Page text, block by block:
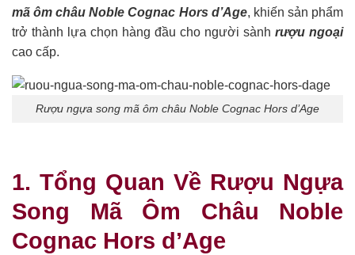
mã ôm châu Noble Cognac Hors d’Age, khiến sản phẩm
trở thành lựa chọn hàng đầu cho người sành rượu ngoại
cao cấp.
Rượu ngựa song mã ôm châu Noble Cognac Hors d’Age
1. Tổng Quan Về Rượu Ngựa
Song Mã Ôm Châu Noble
Cognac Hors d’Age